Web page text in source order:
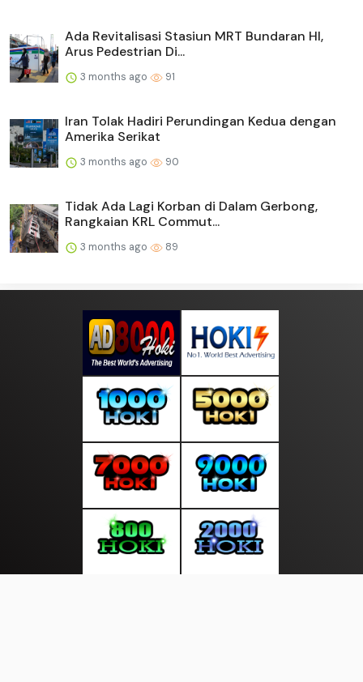
Ada Revitalisasi Stasiun MRT Bundaran HI,
Arus Pedestrian Di...
3 months ago 91
Iran Tolak Hadiri Perundingan Kedua dengan
Amerika Serikat
3 months ago 90
Tidak Ada Lagi Korban di Dalam Gerbong,
Rangkaian KRL Commut...
3 months ago 89